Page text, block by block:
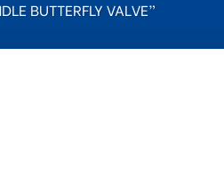
BUTTERFLY VALVE”